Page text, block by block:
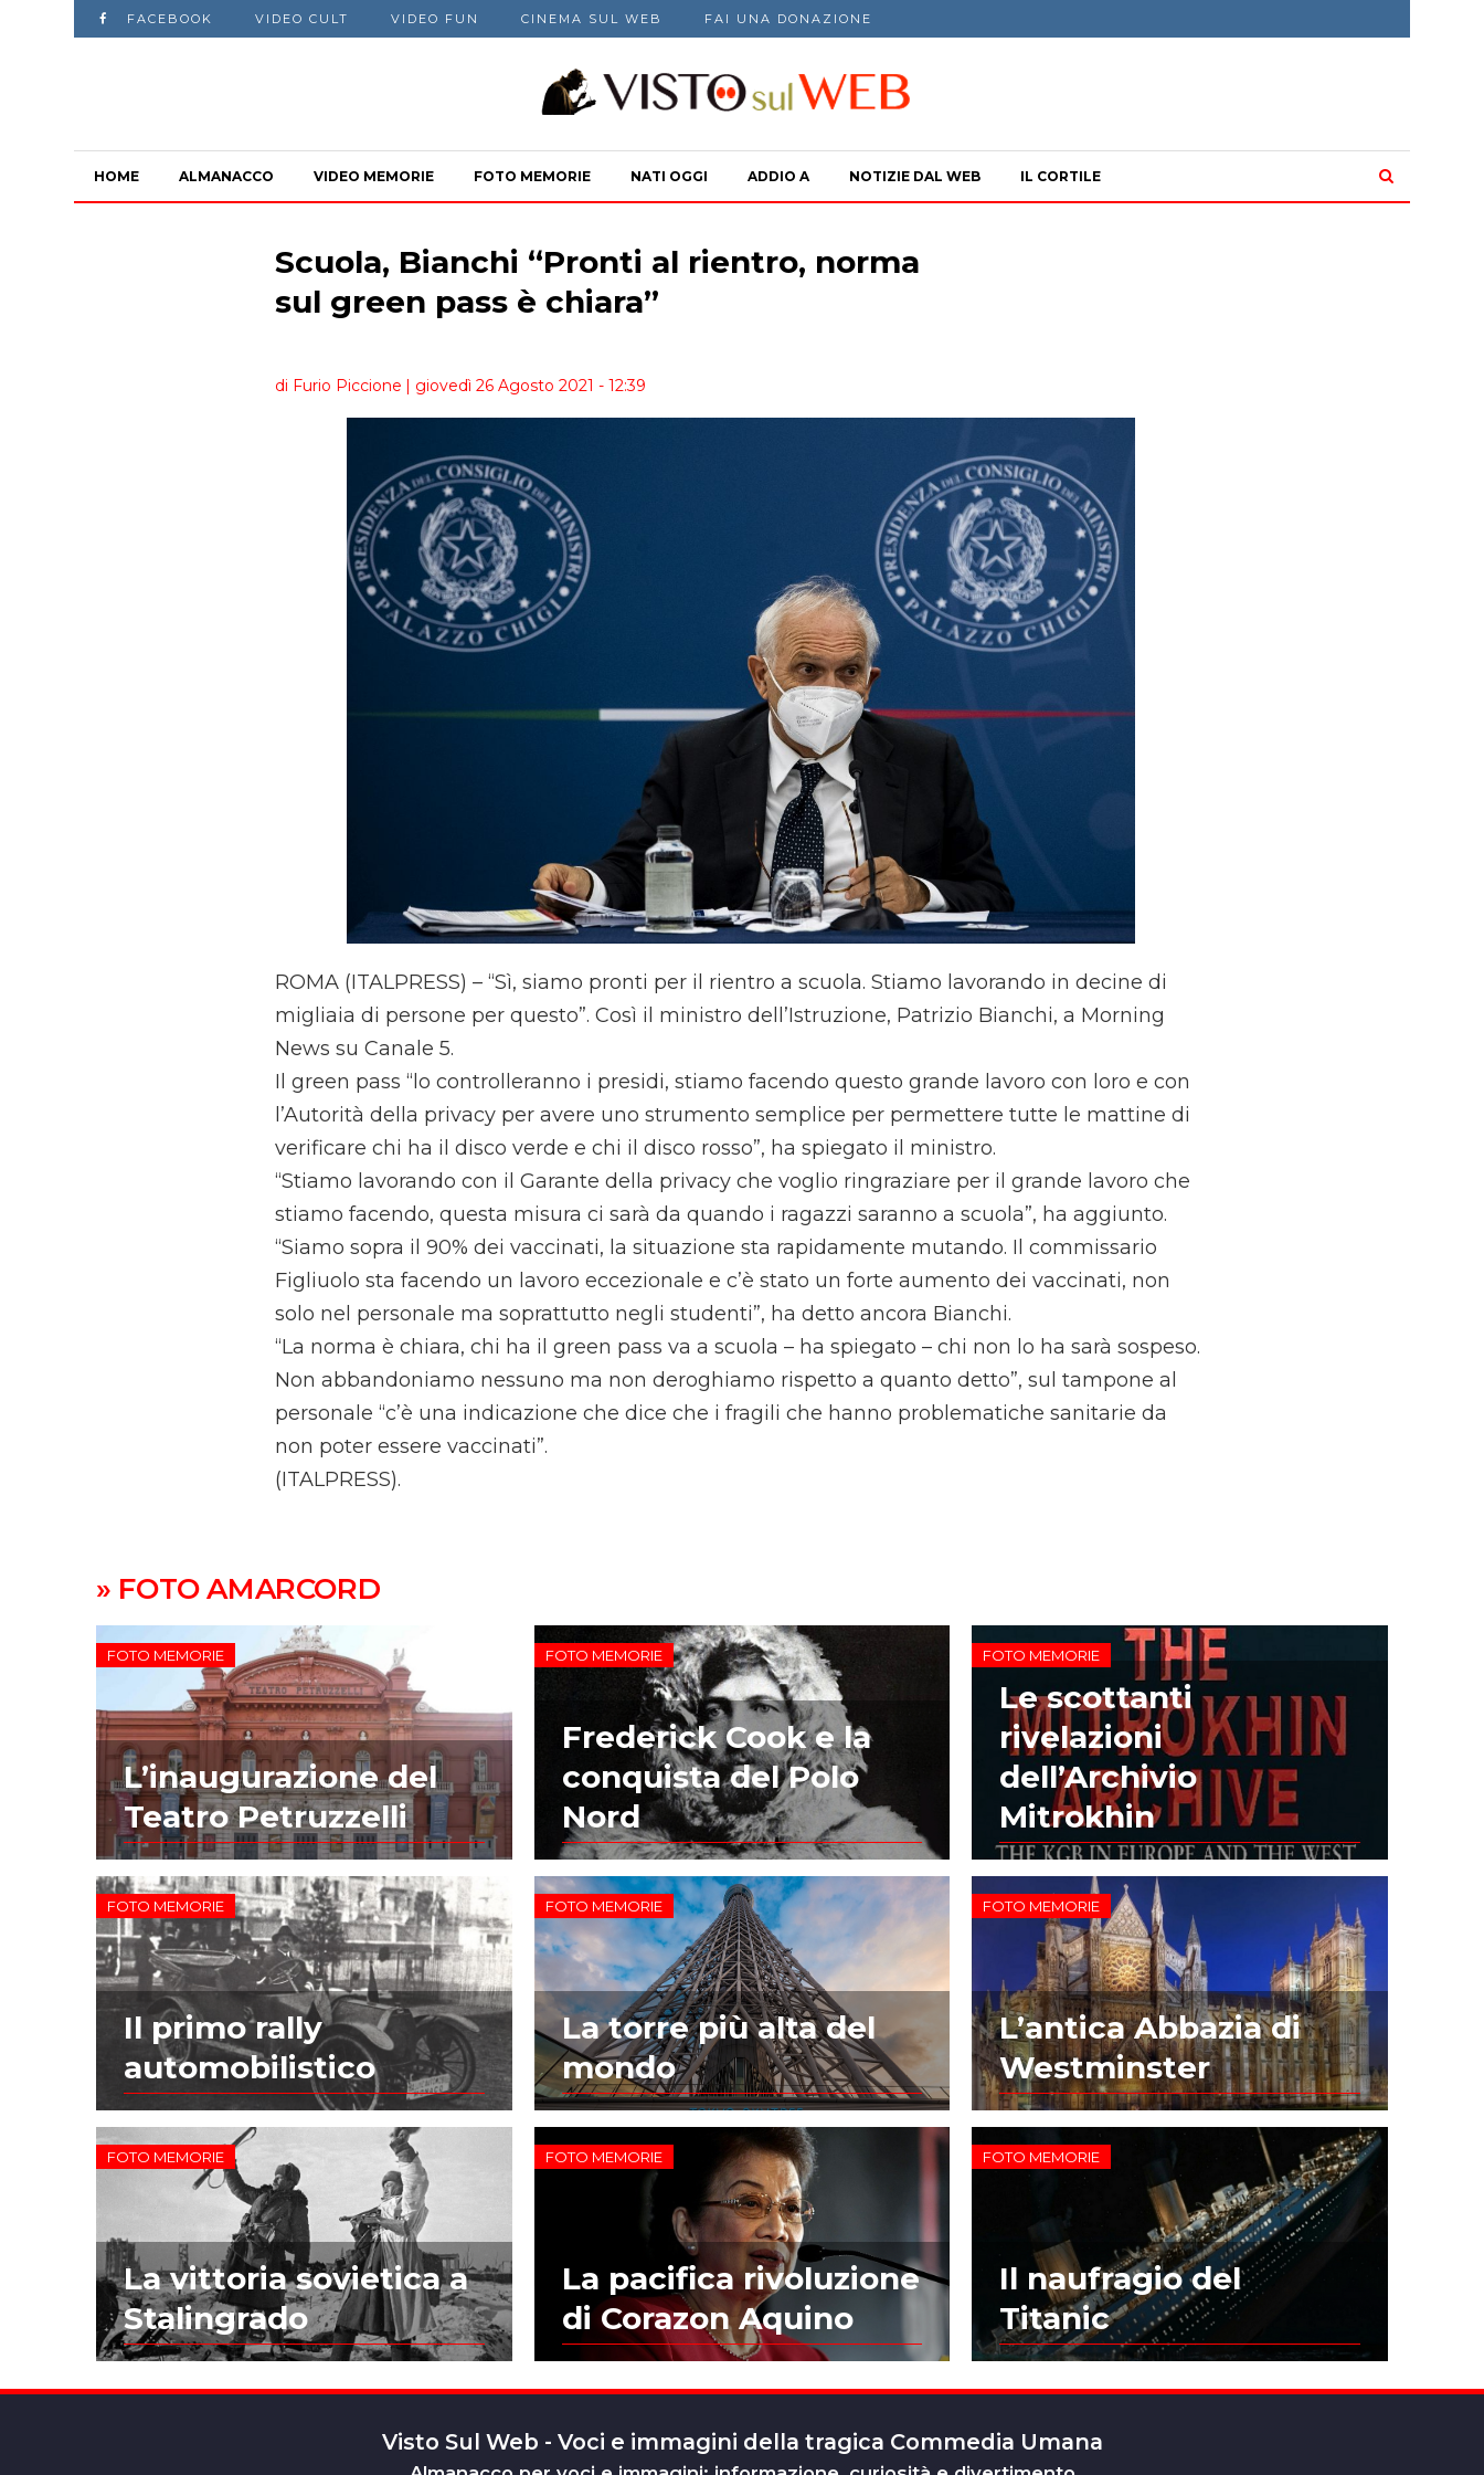
FACEBOOK VIDEO CULT VIDEO FUN CINEMA SUL WEB FAI UNA DONAZIONE
HOME ALMANACCO VIDEO MEMORIE FOTO MEMORIE NATI OGGI ADDIO A NOTIZIE DAL WEB IL CORTILE
Scuola, Bianchi “Pronti al rientro, norma
sul green pass è chiara”
di Furio Piccione | giovedì 26 Agosto 2021 - 12:39
ROMA (ITALPRESS) – “Sì, siamo pronti per il rientro a scuola. Stiamo lavorando in decine di
migliaia di persone per questo”. Così il ministro dell’Istruzione, Patrizio Bianchi, a Morning
News su Canale 5.
Il green pass “lo controlleranno i presidi, stiamo facendo questo grande lavoro con loro e con
l’Autorità della privacy per avere uno strumento semplice per permettere tutte le mattine di
verificare chi ha il disco verde e chi il disco rosso”, ha spiegato il ministro.
“Stiamo lavorando con il Garante della privacy che voglio ringraziare per il grande lavoro che
stiamo facendo, questa misura ci sarà da quando i ragazzi saranno a scuola”, ha aggiunto.
“Siamo sopra il 90% dei vaccinati, la situazione sta rapidamente mutando. Il commissario
Figliuolo sta facendo un lavoro eccezionale e c’è stato un forte aumento dei vaccinati, non
solo nel personale ma soprattutto negli studenti”, ha detto ancora Bianchi.
“La norma è chiara, chi ha il green pass va a scuola – ha spiegato – chi non lo ha sarà sospeso.
Non abbandoniamo nessuno ma non deroghiamo rispetto a quanto detto”, sul tampone al
personale “c’è una indicazione che dice che i fragili che hanno problematiche sanitarie da
non poter essere vaccinati”.
(ITALPRESS).
» FOTO AMARCORD
FOTO MEMORIE
L’inaugurazione del
Teatro Petruzzelli
FOTO MEMORIE
Frederick Cook e la
conquista del Polo
Nord
FOTO MEMORIE
Le scottanti
rivelazioni
dell’Archivio
Mitrokhin
FOTO MEMORIE
Il primo rally
automobilistico
FOTO MEMORIE
La torre più alta del
mondo
FOTO MEMORIE
L’antica Abbazia di
Westminster
FOTO MEMORIE
La vittoria sovietica a
Stalingrado
FOTO MEMORIE
La pacifica rivoluzione
di Corazon Aquino
FOTO MEMORIE
Il naufragio del
Titanic
Visto Sul Web - Voci e immagini della tragica Commedia Umana